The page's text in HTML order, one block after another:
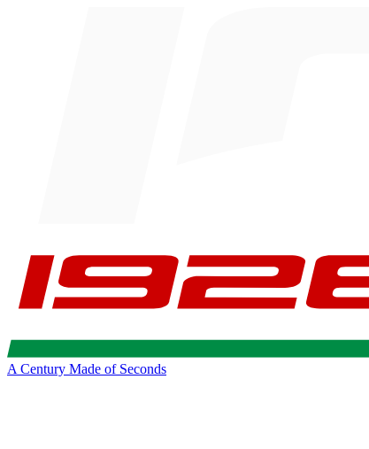
A Century Made of Seconds